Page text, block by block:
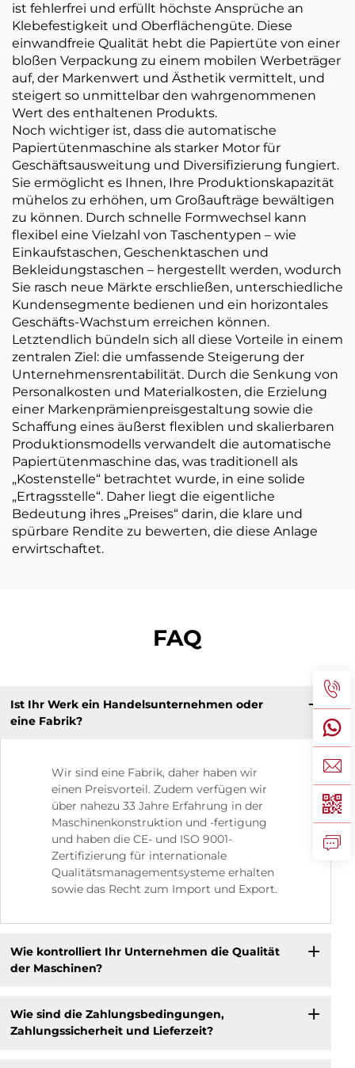
ist fehlerfrei und erfüllt höchste Ansprüche an
Klebefestigkeit und Oberflächengüte. Diese
einwandfreie Qualität hebt die Papiertüte von einer
bloßen Verpackung zu einem mobilen Werbeträger
auf, der Markenwert und Ästhetik vermittelt, und
steigert so unmittelbar den wahrgenommenen
Wert des enthaltenen Produkts.
Noch wichtiger ist, dass die automatische
Papiertütenmaschine als starker Motor für
Geschäftsausweitung und Diversifizierung fungiert.
Sie ermöglicht es Ihnen, Ihre Produktionskapazität
mühelos zu erhöhen, um Großaufträge bewältigen
zu können. Durch schnelle Formwechsel kann
flexibel eine Vielzahl von Taschentypen – wie
Einkaufstaschen, Geschenktaschen und
Bekleidungstaschen – hergestellt werden, wodurch
Sie rasch neue Märkte erschließen, unterschiedliche
Kundensegmente bedienen und ein horizontales
Geschäfts-Wachstum erreichen können.
Letztendlich bündeln sich all diese Vorteile in einem
zentralen Ziel: die umfassende Steigerung der
Unternehmensrentabilität. Durch die Senkung von
Personalkosten und Materialkosten, die Erzielung
einer Markenprämienpreisgestaltung sowie die
Schaffung eines äußerst flexiblen und skalierbaren
Produktionsmodells verwandelt die automatische
Papiertütenmaschine das, was traditionell als
„Kostenstelle“ betrachtet wurde, in eine solide
„Ertragsstelle“. Daher liegt die eigentliche
Bedeutung ihres „Preises“ darin, die klare und
spürbare Rendite zu bewerten, die diese Anlage
erwirtschaftet.
FAQ
Ist Ihr Werk ein Handelsunternehmen oder
eine Fabrik?
Wir sind eine Fabrik, daher haben wir
einen Preisvorteil. Zudem verfügen wir
über nahezu 33 Jahre Erfahrung in der
Maschinenkonstruktion und -fertigung
und haben die CE- und ISO 9001-
Zertifizierung für internationale
Qualitätsmanagementsysteme erhalten
sowie das Recht zum Import und Export.
Wie kontrolliert Ihr Unternehmen die Qualität
der Maschinen?
Wie sind die Zahlungsbedingungen,
Zahlungssicherheit und Lieferzeit?